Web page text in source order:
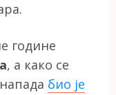
године
, а како се
био је